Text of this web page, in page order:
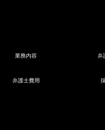
業務内容 弁
弁護士費用